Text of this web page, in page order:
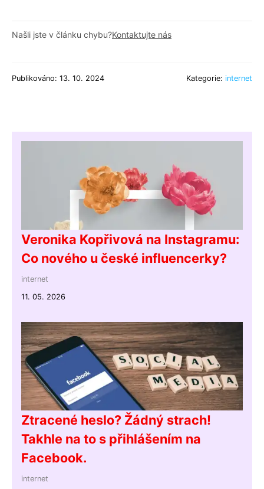
Našli jste v článku chybu?Kontaktujte nás
Publikováno: 13. 10. 2024 Kategorie: internet
Veronika Kopřivová na Instagramu:
Co nového u české influencerky?
internet
11. 05. 2026
Ztracené heslo? Žádný strach!
Takhle na to s přihlášením na
Facebook.
internet